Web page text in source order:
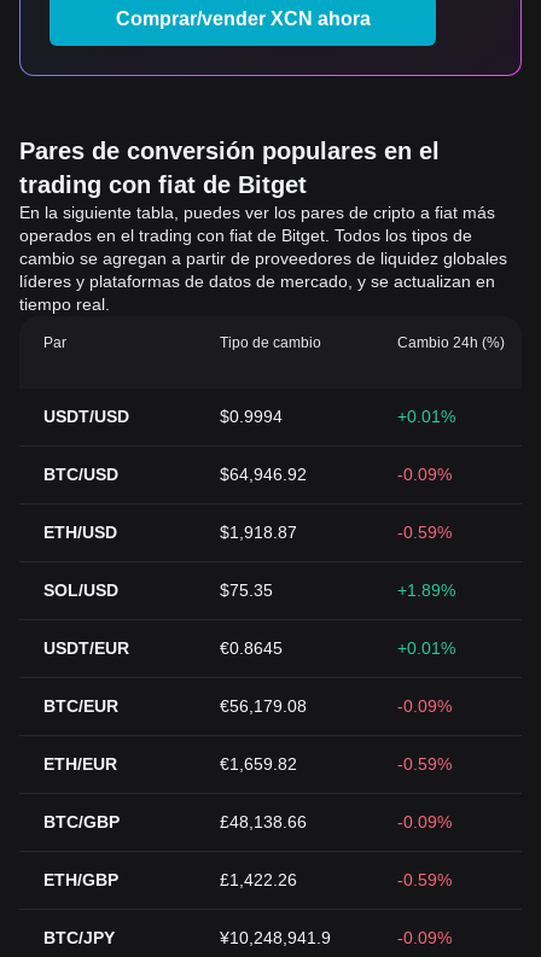
Comprar/vender XCN ahora
Pares de conversión populares en el
trading con fiat de Bitget
En la siguiente tabla, puedes ver los pares de cripto a fiat más
operados en el trading con fiat de Bitget. Todos los tipos de
cambio se agregan a partir de proveedores de liquidez globales
líderes y plataformas de datos de mercado, y se actualizan en
tiempo real.
Par Tipo de cambio Cambio 24h (%)
USDT/USD $0.9994 +0.01%
BTC/USD $64,946.92 -0.09%
ETH/USD $1,918.87 -0.59%
SOL/USD $75.35 +1.89%
USDT/EUR €0.8645 +0.01%
BTC/EUR €56,179.08 -0.09%
ETH/EUR €1,659.82 -0.59%
BTC/GBP £48,138.66 -0.09%
ETH/GBP £1,422.26 -0.59%
BTC/JPY ¥10,248,941.9 -0.09%